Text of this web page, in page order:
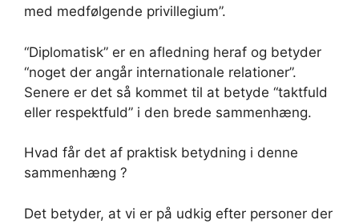
med medfølgende privillegium”.
“Diplomatisk” er en afledning heraf og betyder
“noget der angår internationale relationer”.
Senere er det så kommet til at betyde “taktfuld
eller respektfuld” i den brede sammenhæng.
Hvad får det af praktisk betydning i denne
sammenhæng ?
Det betyder, at vi er på udkig efter personer der